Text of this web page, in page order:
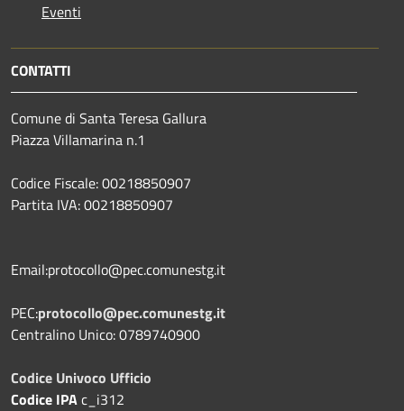
Eventi
CONTATTI
Comune di Santa Teresa Gallura
Piazza Villamarina n.1
Codice Fiscale: 00218850907
Partita IVA: 00218850907
Email:protocollo@pec.comunestg.it
PEC:protocollo@pec.comunestg.it
Centralino Unico: 0789740900
Codice Univoco Ufficio
Codice IPAc_i312